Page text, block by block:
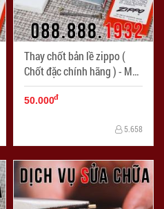
Thay chốt bản lề zippo (
Chốt đặc chính hãng ) - Mã
SP: SC004
50.000đ
5.658